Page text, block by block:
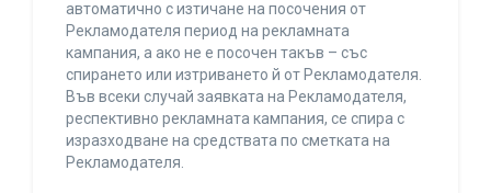
автоматично с изтичане на посочения от
Рекламодателя период на рекламната
кампания, а ако не е посочен такъв – със
спирането или изтриването й от Рекламодателя.
Във всеки случай заявката на Рекламодателя,
респективно рекламната кампания, се спира с
изразходване на средствата по сметката на
Рекламодателя.